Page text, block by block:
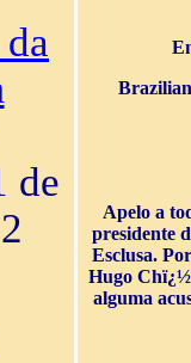
de
Apelo a
presidente
Esclusa.
Hugo
alguma